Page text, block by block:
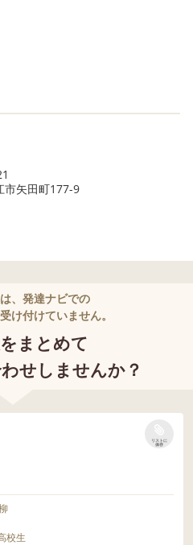
市矢田町177-9
、発達ナビでの
け付けていません。
まとめて
せしませんか？
リストに
保存
校生